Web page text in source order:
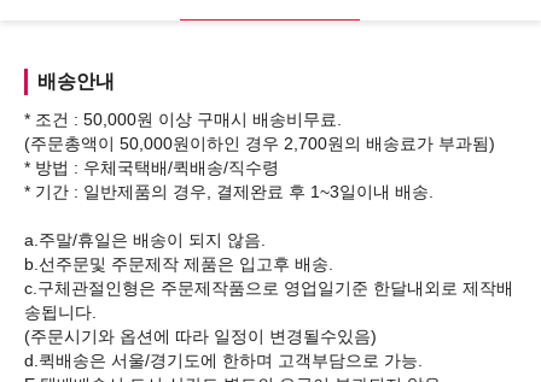
배송안내
* 조건 : 50,000원 이상 구매시 배송비무료.
(주문총액이 50,000원이하인 경우 2,700원의 배송료가 부과됨)
* 방법 : 우체국택배/퀵배송/직수령
* 기간 : 일반제품의 경우, 결제완료 후 1~3일이내 배송.
a.주말/휴일은 배송이 되지 않음.
b.선주문및 주문제작 제품은 입고후 배송.
c.구체관절인형은 주문제작품으로 영업일기준 한달내외로 제작배
송됩니다.
(주문시기와 옵션에 따라 일정이 변경될수있음)
d.퀵배송은 서울/경기도에 한하며 고객부담으로 가능.